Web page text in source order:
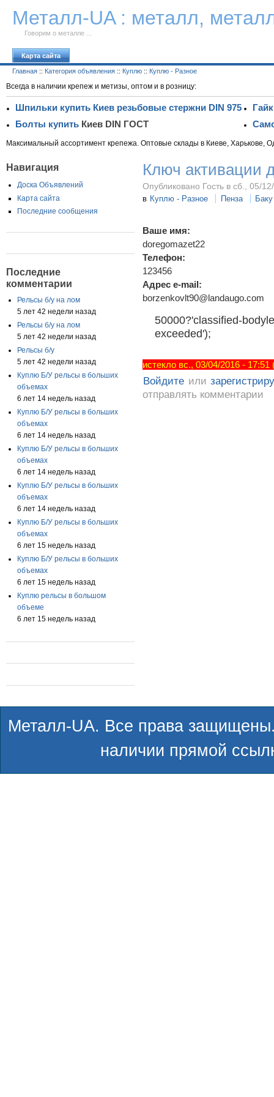
Металл-UA : металл,
Говорим о металле ...
Карта сайта
Главная :: Категория объявления :: Куплю :: Куплю - Разное
Всегда в наличии крепеж и метизы, оптом и в розницу:
Шпильки купить Киев резьбовые стержни DIN 975
Болты купитьКиев DIN ГОСТ
Максимальный ассортимент крепежа. Оптовые склады в Киеве, Харькове,
Навигация
Доска Объявлений
Карта сайта
Последние сообщения
Последние
комментарии
Рельсы б/у на лом
5 лет 42 недели назад
Рельсы б/у на лом
5 лет 42 недели назад
Рельсы б/у
5 лет 42 недели назад
Куплю Б/У рельсы в больших
объемах
6 лет 14 недель назад
Куплю Б/У рельсы в больших
объемах
6 лет 14 недель назад
Куплю Б/У рельсы в больших
объемах
6 лет 14 недель назад
Куплю Б/У рельсы в больших
объемах
6 лет 14 недель назад
Куплю Б/У рельсы в больших
объемах
6 лет 15 недель назад
Куплю Б/У рельсы в больших
объемах
6 лет 15 недель назад
Куплю рельсы в большом
объеме
6 лет 15 недель назад
Ключ активации
Опубликовано Гость в сб., 05/
в Куплю - Разное Пенза Баку
Ваше имя:
doregomazet22
Телефон:
123456
Адрес e-mail:
borzenkovlt90@landaugo.com
50000?'classified-
exceeded');
истекло вс., 03/04/2016 -
Войдите или
отправлять комментарии
Металл-UA. Все права
наличии прямой